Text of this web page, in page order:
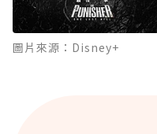
圖片來源：Disney+